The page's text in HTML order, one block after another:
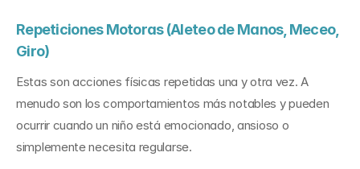
Repeticiones Motoras (Aleteo de Manos, Meceo,
Giro)
Estas son acciones físicas repetidas una y otra vez. A
menudo son los comportamientos más notables y pueden
ocurrir cuando un niño está emocionado, ansioso o
simplemente necesita regularse.